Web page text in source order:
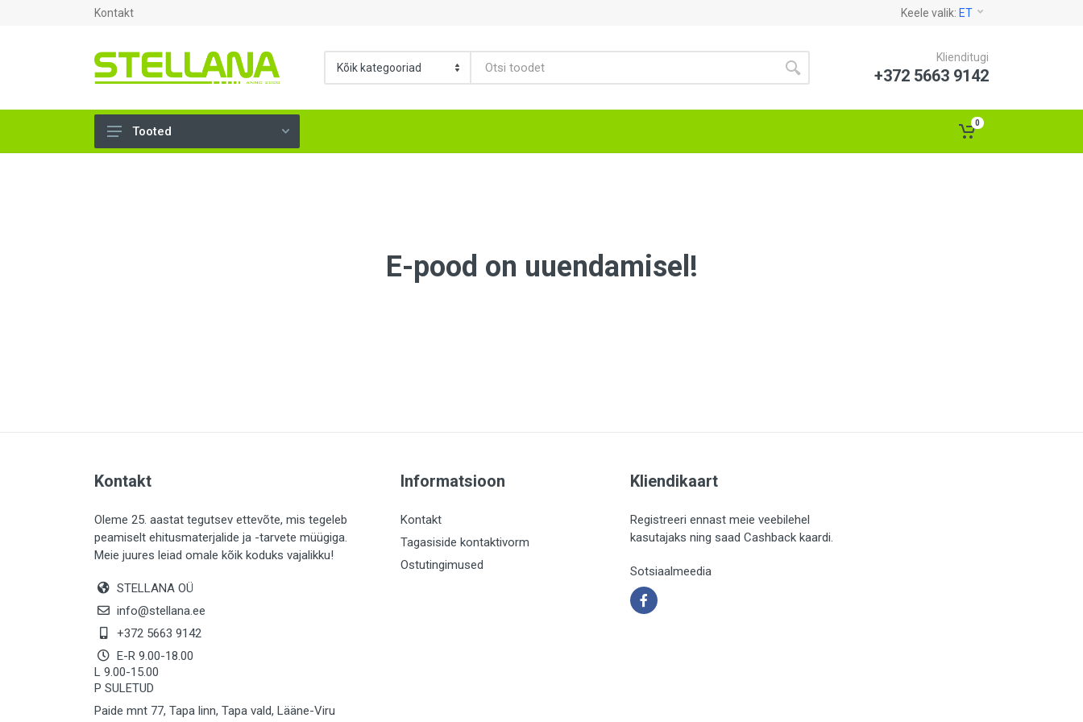
Kontakt Keele valik: ET
Klienditugi
+372 5663 9142
LIISTUD (183)
KIVID (31)
KATTED (132)
MAALRITARBED (1027)
SOOJUSTUS (16)
KEEMIA (220)
TÖÖRIIDED (117)
SAUN (8)
Tooted
0
E-pood on uuendamisel!
Kontakt
Oleme 25. aastat tegutsev ettevõte, mis tegeleb
peamiselt ehitusmaterjalide ja -tarvete müügiga.
Meie juures leiad omale kõik koduks vajalikku!
STELLANA OÜ
info@stellana.ee
+372 5663 9142
E-R 9.00-18.00
L 9.00-15.00
P SULETUD
Paide mnt 77, Tapa linn, Tapa vald, Lääne-Viru
Informatsioon
Kontakt
Tagasiside kontaktivorm
Ostutingimused
Kliendikaart
Registreeri ennast meie veebilehel
kasutajaks ning saad Cashback kaardi.
Sotsiaalmeedia